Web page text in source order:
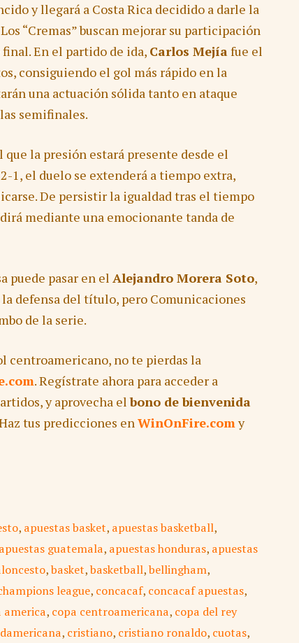
y llegará a Costa Rica decidido a darle la
“Cremas” buscan mejorar su participación
final. En el partido de ida, Carlos Mejíafue el
consiguiendo el gol más rápido en la
una actuación sólida tanto en ataque
semifinales.
la presión estará presente desde el
1, el duelo se extenderá a tiempo extra,
De persistir la igualdad tras el tiempo
mediante una emocionante tanda de
puede pasar en el Alejandro Morera Soto,
defensa del título, pero Comunicaciones
de la serie.
centroamericano, no te pierdas la
. Regístrate ahora para acceder a
y aprovecha elbono de bienvenida
tus predicciones enWinOnFire.comy
, apuestas basket, apuestas basketball,
apuestas guatemala, apuestas honduras, apuestas
,basket,basketball,bellingham,
league, concacaf, concacaf apuestas,
america, copa centroamericana, copa del rey
, cristiano, cristiano ronaldo, cuotas,